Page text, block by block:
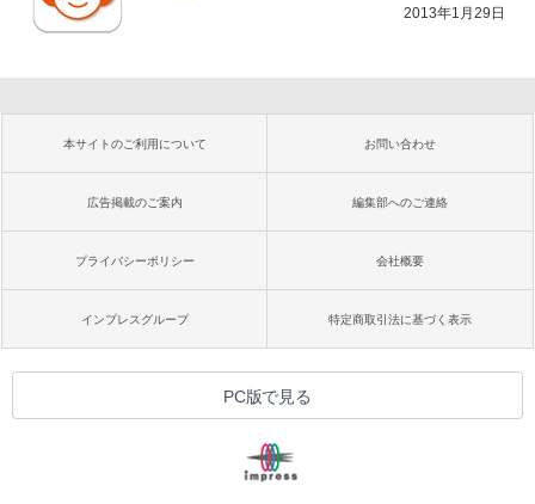
2013年1月29日
本サイトのご利用について お問い合わせ
広告掲載のご案内 編集部へのご連絡
プライバシーポリシー 会社概要
インプレスグループ 特定商取引法に基づく表示
PC版で見る